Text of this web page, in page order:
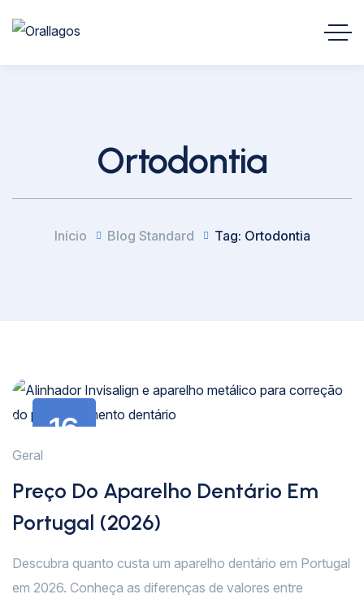
Ortodontia
Início Blog Standard Tag: Ortodontia
16
Geral
Preço Do Aparelho Dentário Em
Portugal (2026)
Descubra quanto custa um aparelho dentário em Portugal
em 2026. Conheça as diferenças de valores entre